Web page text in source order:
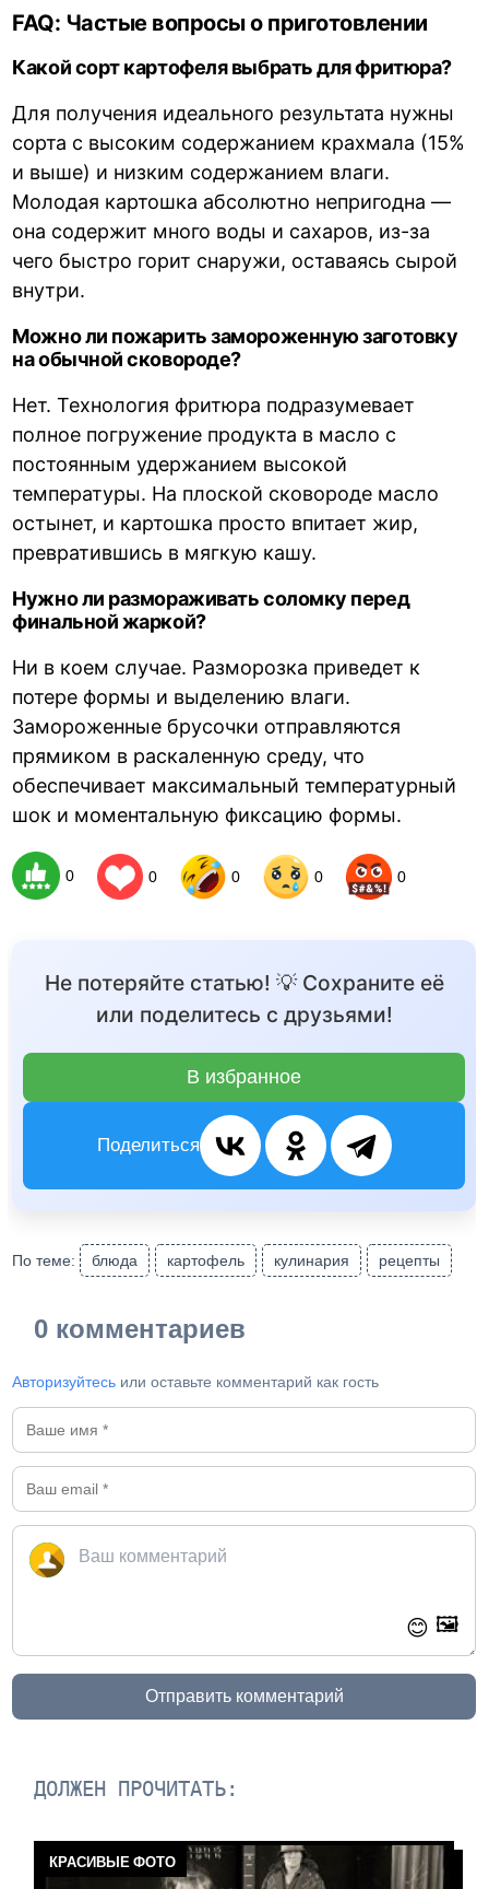
FAQ: Частые вопросы о приготовлении
Какой сорт картофеля выбрать для фритюра?
Для получения идеального результата нужны
сорта с высоким содержанием крахмала (15%
и выше) и низким содержанием влаги.
Молодая картошка абсолютно непригодна —
она содержит много воды и сахаров, из-за
чего быстро горит снаружи, оставаясь сырой
внутри.
Можно ли пожарить замороженную заготовку
на обычной сковороде?
Нет. Технология фритюра подразумевает
полное погружение продукта в масло с
постоянным удержанием высокой
температуры. На плоской сковороде масло
остынет, и картошка просто впитает жир,
превратившись в мягкую кашу.
Нужно ли размораживать соломку перед
финальной жаркой?
Ни в коем случае. Разморозка приведет к
потере формы и выделению влаги.
Замороженные брусочки отправляются
прямиком в раскаленную среду, что
обеспечивает максимальный температурный
шок и моментальную фиксацию формы.
0 0 0 0 0
Не потеряйте статью! 💡 Сохраните её
или поделитесь с друзьями!
В избранное
Поделиться
По теме: блюда картофель кулинария рецепты
0 комментариев
Авторизуйтесь или оставьте комментарий как гость
😊 🖼️
Отправить комментарий
ДОЛЖЕН ПРОЧИТАТЬ:
КРАСИВЫЕ ФОТО